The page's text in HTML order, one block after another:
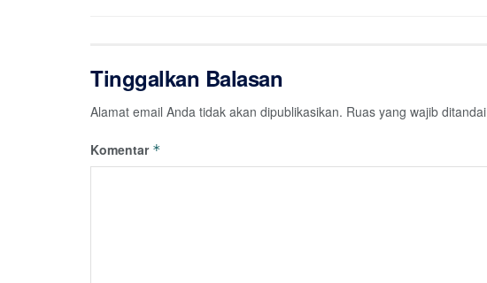
Tinggalkan Balasan
Alamat email Anda tidak akan dipublikasikan. Ruas yang wajib ditandai
Komentar *